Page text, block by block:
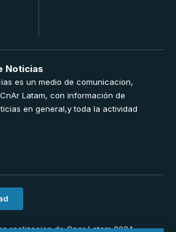
Noticias
es un medio de comunicacion,
Latam, con información de
en general,y toda la actividad
realizacion de Cnar Latam 2024.